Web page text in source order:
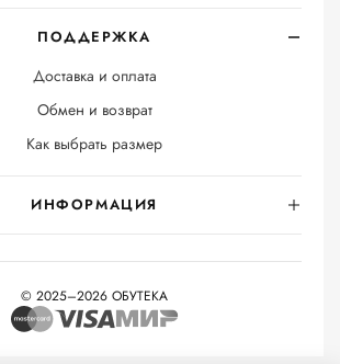
ПОДДЕРЖКА
Доставка и оплата
Обмен и возврат
Как выбрать размер
ИНФОРМАЦИЯ
© 2025–2026 ОБУТЕКА